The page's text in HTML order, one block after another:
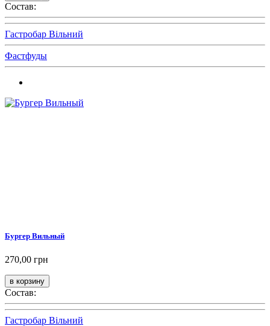
Состав:
Гастробар Вільний
Фастфуды
Бургер Вильный
270,00 грн
Состав:
Гастробар Вільний